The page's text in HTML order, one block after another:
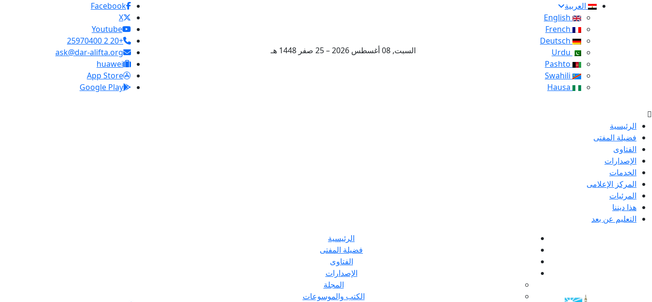
العربية
السبت, 08 أغسطس 2026 – 25 صفر 1448 هـ
Facebook
X
Youtube
+20 2 25970400
ask@dar-alifta.org
huawei
App Store
Google Play
الرئيسية
فضيلة المفتى
الفتاوى
الإصدارات
الخدمات
المركز الإعلامى
المرئيات
هذا ديننا
التعليم عن بعد
الرئيسية
فضيلة المفتى
الفتاوى
الإصدارات
المجلة
الكتب والموسوعات